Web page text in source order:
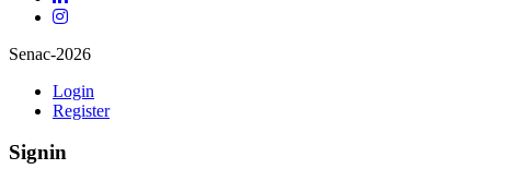
Senac-2026
Login
Register
Signin